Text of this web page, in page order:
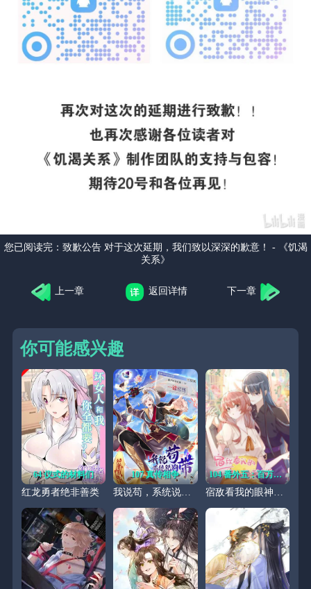
您已阅读完： 致歉公告 对于这次延期，我们致以深深的歉意！ - 《饥渴
关系》
上一章 返回详情 下一章
你可能感兴趣
64 仪式的材料们
红龙勇者绝非善类
107 真传相争
我说苟，系统说狗带
104 番外五：百万夜景
宿敌看我的眼神逐渐变质